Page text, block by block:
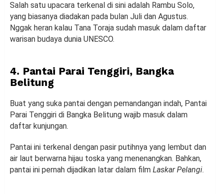
Salah satu upacara terkenal di sini adalah Rambu Solo,
yang biasanya diadakan pada bulan Juli dan Agustus.
Nggak heran kalau Tana Toraja sudah masuk dalam daftar
warisan budaya dunia UNESCO.
4. Pantai Parai Tenggiri, Bangka
Belitung
Buat yang suka pantai dengan pemandangan indah, Pantai
Parai Tenggiri di Bangka Belitung wajib masuk dalam
daftar kunjungan.
Pantai ini terkenal dengan pasir putihnya yang lembut dan
air laut berwarna hijau toska yang menenangkan. Bahkan,
pantai ini pernah dijadikan latar dalam film Laskar Pelangi.